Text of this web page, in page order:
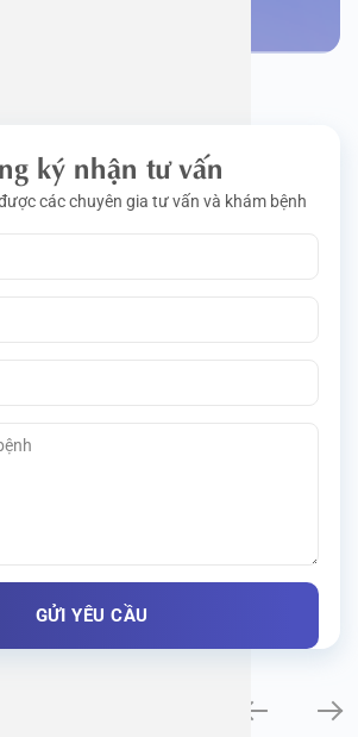
ký nhận tư vấn
các chuyên gia tư vấn và khám bệnh